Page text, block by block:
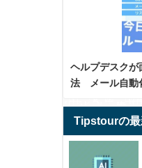
ヘルプデスクが
法 メール自動
Tipstourの最